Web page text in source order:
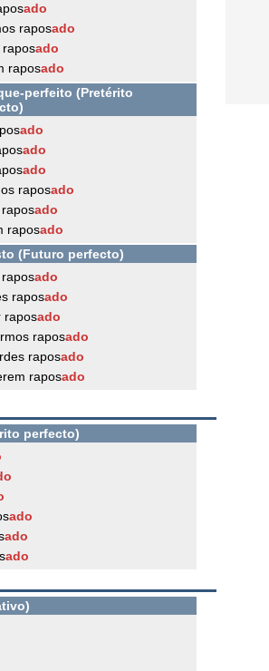
ado
raposado
raposado
raposado
perfeito (Pretérito
ado
ado
ado
raposado
ado
raposado
(Futuro perfecto)
ado
raposado
raposado
raposado
raposado
raposado
perfecto)
ado
ado
ado